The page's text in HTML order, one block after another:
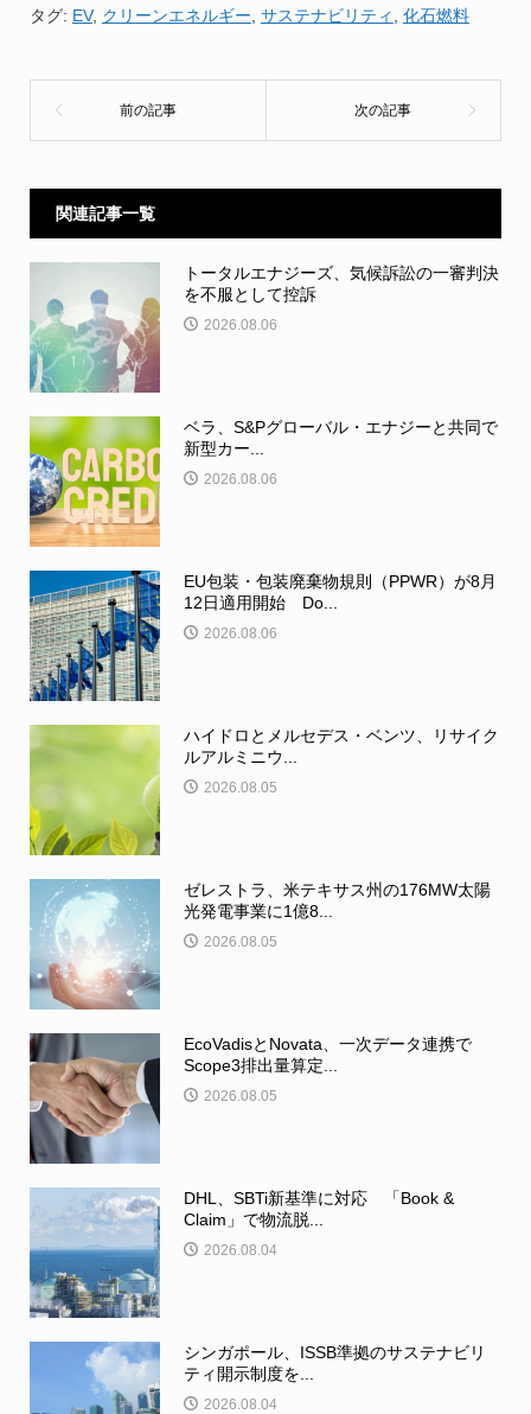
タグ: EV, クリーンエネルギー サステナビリティ 化石燃料
関連記事一覧
トータルエナジーズ、気候訴訟の一審判決
を不服として控訴
2026.08.06
ベラ、S&Pグローバル・エナジーと共同で
新型カー...
2026.08.06
EU包装・包装廃棄物規則（PPWR）が8月
12日適用開始 Do...
2026.08.06
ハイドロとメルセデス・ベンツ、リサイク
ルアルミニウ...
2026.08.05
ゼレストラ、米テキサス州の176MW太陽
光発電事業に1億8...
2026.08.05
EcoVadisとNovata、一次データ連携で
Scope3排出量算定...
2026.08.05
DHL、SBTi新基準に対応 「Book &
Claim」で物流脱...
2026.08.04
シンガポール、ISSB準拠のサステナビリ
ティ開示制度を...
2026.08.04